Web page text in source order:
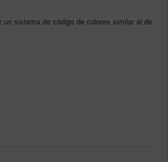
sistema de código de colores similar al de